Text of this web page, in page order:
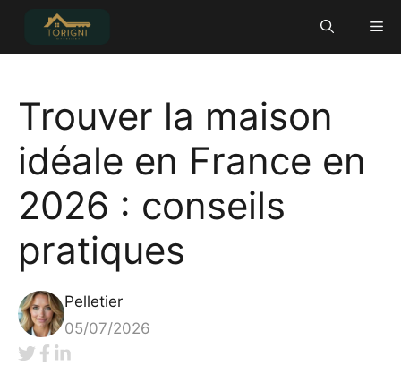
contenu
Trouver la maison
idéale en France en
2026 : conseils
pratiques
Pelletier
05/07/2026